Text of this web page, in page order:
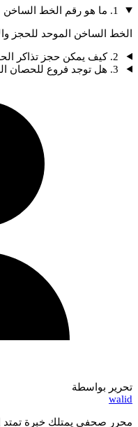
1. ما هو رقم الخط الساخن للحصان الذهبي؟
الخط الساخن الموحد للحجز
2. كيف يمكن حجز تذاكر الحصان الذهبي؟
3. هل توجد فروع للحصان الذهبي في المحافظات؟
تحرير بواسطة
walid